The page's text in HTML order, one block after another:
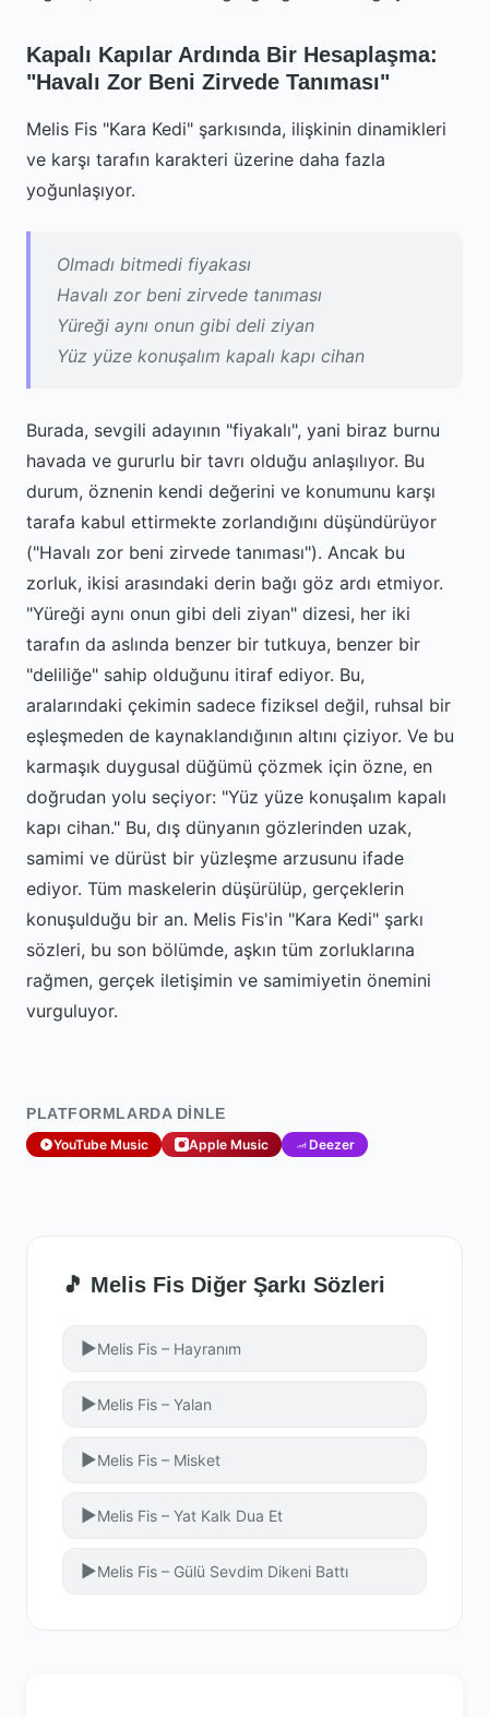
Kapalı Kapılar Ardında Bir Hesaplaşma:
"Havalı Zor Beni Zirvede Tanıması"
Melis Fis "Kara Kedi" şarkısında, ilişkinin dinamikleri
ve karşı tarafın karakteri üzerine daha fazla
yoğunlaşıyor.
Olmadı bitmedi fiyakası
Havalı zor beni zirvede tanıması
Yüreği aynı onun gibi deli ziyan
Yüz yüze konuşalım kapalı kapı cihan
Burada, sevgili adayının "fiyakalı", yani biraz burnu
havada ve gururlu bir tavrı olduğu anlaşılıyor. Bu
durum, öznenin kendi değerini ve konumunu karşı
tarafa kabul ettirmekte zorlandığını düşündürüyor
("Havalı zor beni zirvede tanıması"). Ancak bu
zorluk, ikisi arasındaki derin bağı göz ardı etmiyor.
"Yüreği aynı onun gibi deli ziyan" dizesi, her iki
tarafın da aslında benzer bir tutkuya, benzer bir
"deliliğe" sahip olduğunu itiraf ediyor. Bu,
aralarındaki çekimin sadece fiziksel değil, ruhsal bir
eşleşmeden de kaynaklandığının altını çiziyor. Ve bu
karmaşık duygusal düğümü çözmek için özne, en
doğrudan yolu seçiyor: "Yüz yüze konuşalım kapalı
kapı cihan." Bu, dış dünyanın gözlerinden uzak,
samimi ve dürüst bir yüzleşme arzusunu ifade
ediyor. Tüm maskelerin düşürülüp, gerçeklerin
konuşulduğu bir an. Melis Fis'in "Kara Kedi" şarkı
sözleri, bu son bölümde, aşkın tüm zorluklarına
rağmen, gerçek iletişimin ve samimiyetin önemini
vurguluyor.
PLATFORMLARDA DINLE
YouTube Music Apple Music Deezer
🎵 Melis Fis Diğer Şarkı Sözleri
▶Melis Fis – Hayranım
▶Melis Fis – Yalan
▶Melis Fis – Misket
▶Melis Fis – Yat Kalk Dua Et
▶Melis Fis – Gülü Sevdim Dikeni Battı